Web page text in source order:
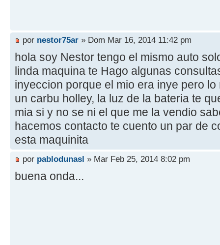
por nestor75ar » Dom Mar 16, 2014 11:42 pm
hola soy Nestor tengo el mismo auto
linda maquina te Hago algunas
inyeccion porque el mio era inye pero
un carbu holley, la luz de la bateria te
mia si y no se ni el que me la vendio
hacemos contacto te cuento un par de
esta maquinita
por pablodunasl » Mar Feb 25, 2014 8:02 pm
buena onda...